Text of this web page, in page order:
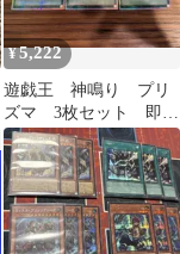
¥5,222
遊戯王 神鳴り プリ
ズマ 3枚セット 即日
発送